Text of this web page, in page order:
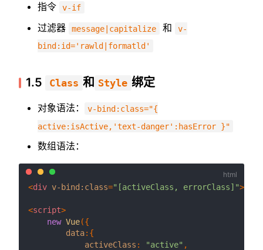
指令 v-if
过滤器 message|capitalize 和
v-
bind:id='rawld|formatld'
1.5 Class 和 Style 绑定
对象语法：
v-bind:class="{
active:isActive,'text-danger':hasError }"
数组语法：
<div v-bind:class="[activeClass, errorClass]">
<script>
new Vue({
data:{
activeClass : "active" ,